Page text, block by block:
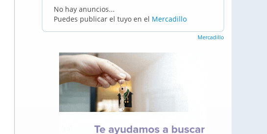
No hay anuncios...
Puedes publicar el tuyo en el Mercadillo
Mercadillo